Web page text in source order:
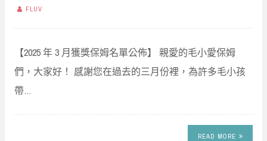
FLUV
【2025 年 3 月獲獎保姆名單公佈】 親愛的毛小愛保姆
們，大家好！ 感謝您在過去的三月份裡，為許多毛小孩
帶…
READ MORE